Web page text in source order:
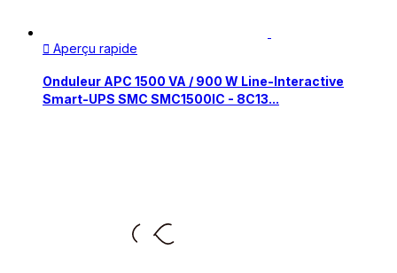
 Aperçu rapide
Onduleur APC 1500 VA / 900 W Line-Interactive
Smart-UPS SMC SMC1500IC - 8C13...